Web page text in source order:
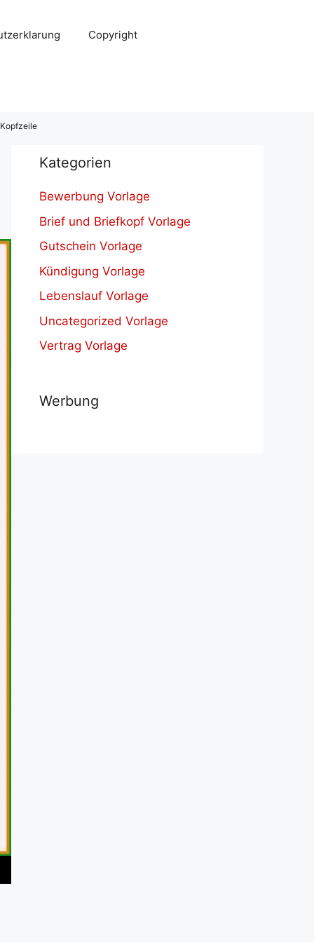
Copyright
Kategorien
Bewerbung Vorlage
Brief und Briefkopf Vorlage
Gutschein Vorlage
Kündigung Vorlage
Lebenslauf Vorlage
Uncategorized Vorlage
Vertrag Vorlage
Werbung